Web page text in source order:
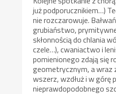
już podporucznikiem…)
nie rozczarowuje.
grubiaństwo,
skłonnością do chlania
czele…), cwaniactwo i
pomienionego zdają się
geometrycznym, a wraz
wszerz, wzdłuż i w górę
nieprawdopodobnego